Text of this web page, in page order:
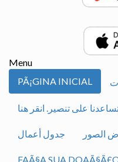
Menu
PÃ¡GINA INICIAL
جدول أعمال الصور
FAÃ§A SUA